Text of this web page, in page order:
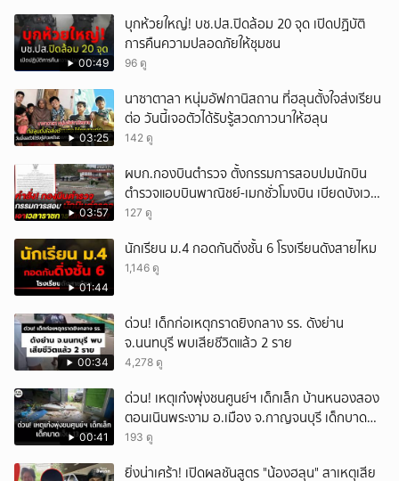
00:49
บุกห้วยใหญ่! บช.ปส.ปิดล้อม 20 จุด เปิดปฏิบัติ
การคืนความปลอดภัยให้ชุมชน
96 ดู
03:25
นาซาตาลา หนุ่มอัฟกานิสถาน ที่ฮลุนตั้งใจส่งเรียน
ต่อ วันนี้เจอตัวได้รับรู้สวดภาวนาให้ฮลุน
142 ดู
03:57
ผบก.กองบินตำรวจ ตั้งกรรมการสอบปมนักบิน
ตำรวจแอบบินพาณิชย์-เมกชั่วโมงบิน เบียดบังเวลา
ทำหน้าที่
127 ดู
01:44
นักเรียน ม.4 กอดกันดิ่งชั้น 6 โรงเรียนดังสายไหม
1,146 ดู
00:34
ด่วน! เด็กก่อเหตุกราดยิงกลาง รร. ดังย่าน
จ.นนทบุรี พบเสียชีวิตแล้ว 2 ราย
4,278 ดู
00:41
ด่วน! เหตุเก๋งพุ่งชนศูนย์ฯ เด็กเล็ก บ้านหนองสอง
ตอนเนินพระงาม อ.เมือง จ.กาญจนบุรี เด็กบาด
เจ็บ 13 ราย
193 ดู
ยิ่งน่าเศร้า! เปิดผลชันสูตร "น้องฮลุน" สาเหตุเสีย